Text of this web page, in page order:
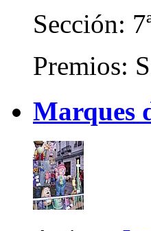
Sección:
Premios:
Marques